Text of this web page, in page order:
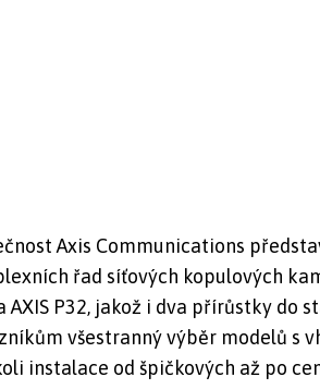
Axis Communications
řad síťových kopulových
AXIS P32, jakož i dva přírůstky do
všestranný výběr modelů s
instalace od špičkových až po